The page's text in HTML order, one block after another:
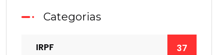
Categorias
IRPF 37